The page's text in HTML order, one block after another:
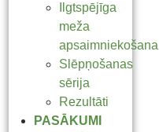
Ilgtspējīga
meža
apsaimniekošana
Slēpņošanas
sērija
Rezultāti
PASĀKUMI